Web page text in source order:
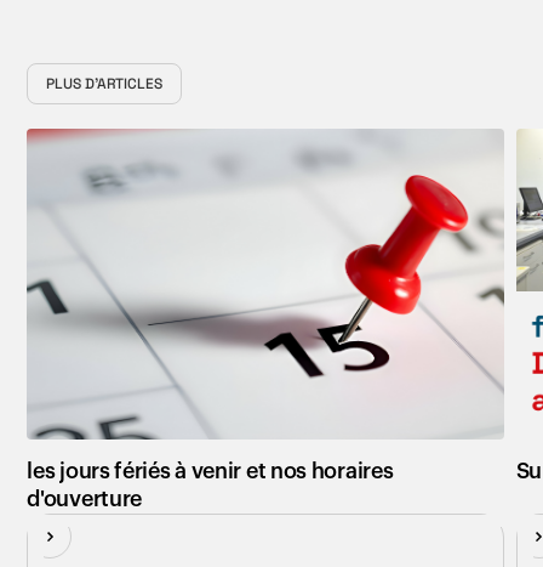
PLUS D'ARTICLES
les jours fériés à venir et nos horaires
d'ouverture